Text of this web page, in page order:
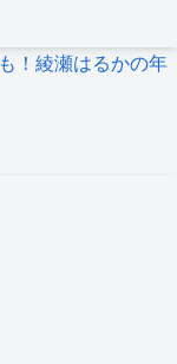
！綾瀬はるかの年